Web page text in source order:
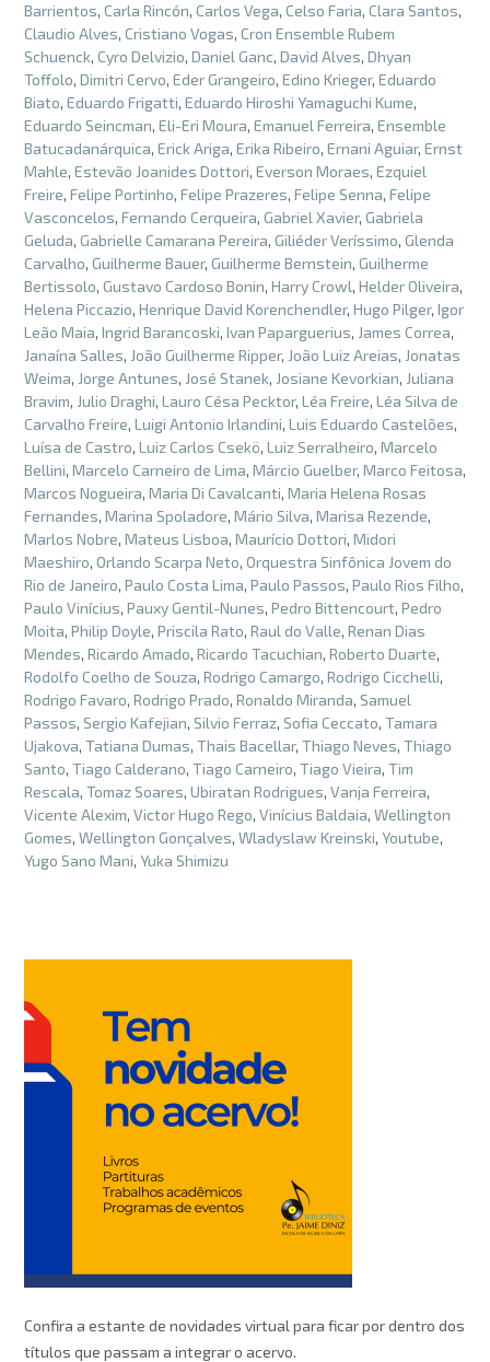
Barrientos, Carla Rincón, Carlos Vega, Celso Faria, Clara Santos,
Claudio Alves, Cristiano Vogas, Cron Ensemble Rubem
Schuenck, Cyro Delvizio, Daniel Ganc, David Alves, Dhyan
Toffolo, Dimitri Cervo, Eder Grangeiro, Edino Krieger, Eduardo
Biato, Eduardo Frigatti, Eduardo Hiroshi Yamaguchi Kume,
Eduardo Seincman, Eli-Eri Moura, Emanuel Ferreira, Ensemble
Batucadanárquica, Erick Ariga, Erika Ribeiro, Ernani Aguiar, Ernst
Mahle, Estevão Joanides Dottori, Everson Moraes, Ezquiel
Freire, Felipe Portinho, Felipe Prazeres, Felipe Senna, Felipe
Vasconcelos, Fernando Cerqueira, Gabriel Xavier, Gabriela
Geluda, Gabrielle Camarana Pereira, Giliéder Veríssimo, Glenda
Carvalho, Guilherme Bauer, Guilherme Bernstein, Guilherme
Bertissolo, Gustavo Cardoso Bonin, Harry Crowl, Helder Oliveira,
Helena Piccazio, Henrique David Korenchendler, Hugo Pilger, Igor
Leão Maia, Ingrid Barancoski, Ivan Paparguerius, James Correa,
Janaína Salles, João Guilherme Ripper, João Luiz Areias, Jonatas
Weima, Jorge Antunes, José Stanek, Josiane Kevorkian, Juliana
Bravim, Julio Draghi, Lauro Césa Pecktor, Léa Freire, Léa Silva de
Carvalho Freire, Luigi Antonio Irlandini, Luis Eduardo Castelões,
Luísa de Castro, Luiz Carlos Csekö, Luiz Serralheiro, Marcelo
Bellini, Marcelo Carneiro de Lima, Márcio Guelber, Marco Feitosa,
Marcos Nogueira, Maria Di Cavalcanti, Maria Helena Rosas
Fernandes, Marina Spoladore, Mário Silva, Marisa Rezende,
Marlos Nobre, Mateus Lisboa, Maurício Dottori, Midori
Maeshiro, Orlando Scarpa Neto, Orquestra Sinfônica Jovem do
Rio de Janeiro, Paulo Costa Lima, Paulo Passos, Paulo Rios Filho,
Paulo Vinícius, Pauxy Gentil-Nunes, Pedro Bittencourt, Pedro
Moita, Philip Doyle, Priscila Rato, Raul do Valle, Renan Dias
Mendes, Ricardo Amado, Ricardo Tacuchian, Roberto Duarte,
Rodolfo Coelho de Souza, Rodrigo Camargo, Rodrigo Cicchelli,
Rodrigo Favaro, Rodrigo Prado, Ronaldo Miranda, Samuel
Passos, Sergio Kafejian, Silvio Ferraz, Sofia Ceccato, Tamara
Ujakova, Tatiana Dumas, Thais Bacellar, Thiago Neves, Thiago
Santo, Tiago Calderano, Tiago Carneiro, Tiago Vieira, Tim
Rescala, Tomaz Soares, Ubiratan Rodrigues, Vanja Ferreira,
Vicente Alexim, Victor Hugo Rego, Vinícius Baldaia, Wellington
Gomes, Wellington Gonçalves, Wladyslaw Kreinski, Youtube,
Yugo Sano Mani, Yuka Shimizu
Confira a estante de novidades virtual para ficar por dentro dos
títulos que passam a integrar o acervo.